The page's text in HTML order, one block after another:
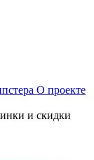
О проекте
и скидки